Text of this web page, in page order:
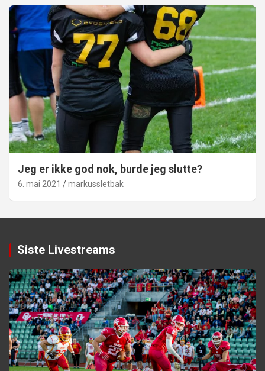
Jeg er ikke god nok, burde jeg slutte?
6. mai 2021 markussletbak
Siste Livestreams